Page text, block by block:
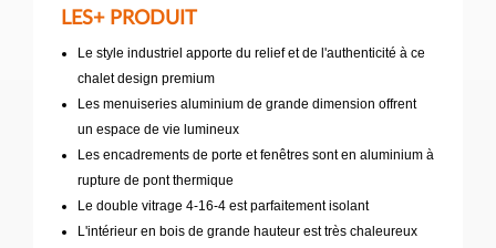
LES+ PRODUIT
Le style industriel apporte du relief et de l'authenticité à ce
chalet design premium
Les menuiseries aluminium de grande dimension offrent
un espace de vie lumineux
Les encadrements de porte et fenêtres sont en aluminium à
rupture de pont thermique
Le double vitrage 4-16-4 est parfaitement isolant
L'intérieur en bois de grande hauteur est très chaleureux